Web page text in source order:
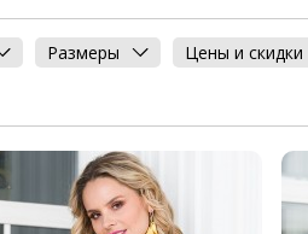
Размеры Цены и скидки